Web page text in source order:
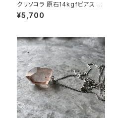
クリソコラ 原石14kgfピアス 一
点もの 鉱物 天然石 ハンドメイ
ド アクセサリー パワーストーン
¥5,700